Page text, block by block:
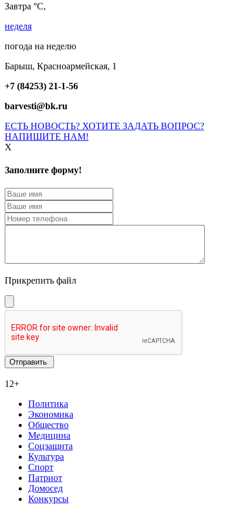
Завтра °C,
неделя
погода на неделю
Барыш, Красноармейская, 1
+7 (84253) 21-1-56
barvesti@bk.ru
ЕСТЬ НОВОСТЬ? ХОТИТЕ ЗАДАТЬ ВОПРОС?
НАПИШИТЕ НАМ!
X
Заполните форму!
Прикрепить файл
12+
Политика
Экономика
Общество
Медицина
Соцзащита
Культура
Спорт
Патриот
Домосед
Конкурсы